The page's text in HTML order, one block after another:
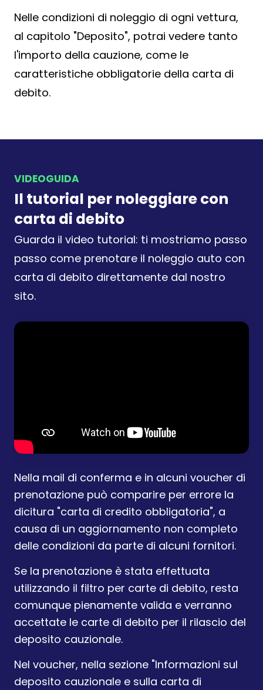
Nelle condizioni di noleggio di ogni vettura,
al capitolo "Deposito", potrai vedere tanto
l'importo della cauzione, come le
caratteristiche obbligatorie della carta di
debito.
VIDEOGUIDA
Il tutorial per noleggiare con
carta di debito
Guarda il video tutorial: ti mostriamo passo
passo come prenotare il noleggio auto con
carta di debito direttamente dal nostro
sito.
Nella mail di conferma e in alcuni voucher di
prenotazione può comparire per errore la
dicitura "carta di credito obbligatoria", a
causa di un aggiornamento non completo
delle condizioni da parte di alcuni fornitori.
Se la prenotazione è stata effettuata
utilizzando il filtro per carte di debito, resta
comunque pienamente valida e verranno
accettate le carte di debito per il rilascio del
deposito cauzionale.
Nel voucher, nella sezione "Informazioni sul
deposito cauzionale e sulla carta di